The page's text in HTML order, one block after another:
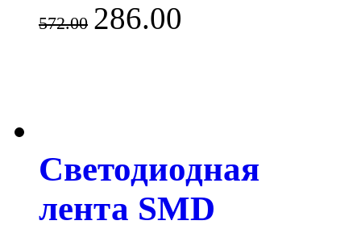
572.00 286.00
Светодиодная
лента SMD